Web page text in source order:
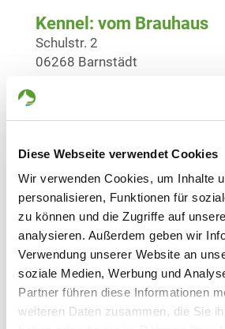
Diese Webseite verwendet Cookies
Wir verwenden Cookies, um Inhalte
personalisieren, Funktionen für
zu können und die Zugriffe auf
analysieren. Außerdem geben wir
Verwendung unserer Website an
soziale Medien, Werbung und
Partner führen diese Informationen
weiteren Daten zusammen, die Sie
Kennel: vom Brauhaus
Schulstr. 2
06268 Barnstädt
Hallesche Str. 47
06388 Gröbzig
Currently no puppies for sale
Kennel: vom Sauloch
Topfmarkt 18
06249 Mücheln